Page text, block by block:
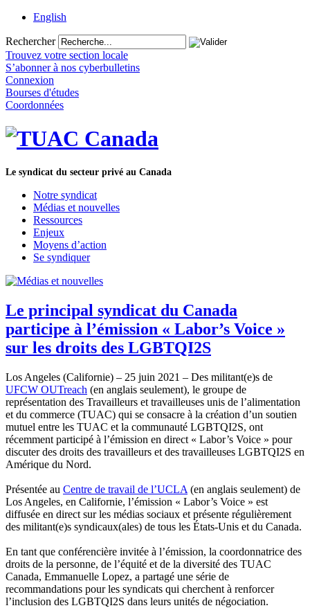
English
Rechercher
Trouvez votre section locale
S’abonner à nos cyberbulletins
Connexion
Bourses d'études
Coordonnées
Le syndicat du secteur privé au Canada
Notre syndicat
Médias et nouvelles
Ressources
Enjeux
Moyens d’action
Se syndiquer
Le principal syndicat du Canada
participe à l’émission « Labor’s Voice »
sur les droits des LGBTQI2S
Los Angeles (Californie) – 25 juin 2021 – Des militant(e)s de
UFCW OUTreach (en anglais seulement), le groupe de
représentation des Travailleurs et travailleuses unis de l’alimentation
et du commerce (TUAC) qui se consacre à la création d’un soutien
mutuel entre les TUAC et la communauté LGBTQI2S, ont
récemment participé à l’émission en direct « Labor’s Voice » pour
discuter des droits des travailleurs et des travailleuses LGBTQI2S en
Amérique du Nord.
Présentée au Centre de travail de l’UCLA (en anglais seulement) de
Los Angeles, en Californie, l’émission « Labor’s Voice » est
diffusée en direct sur les médias sociaux et présente régulièrement
des militant(e)s syndicaux(ales) de tous les États-Unis et du Canada.
En tant que conférencière invitée à l’émission, la coordonnatrice des
droits de la personne, de l’équité et de la diversité des TUAC
Canada, Emmanuelle Lopez, a partagé une série de
recommandations pour les syndicats qui cherchent à renforcer
l’inclusion des LGBTQI2S dans leurs unités de négociation.